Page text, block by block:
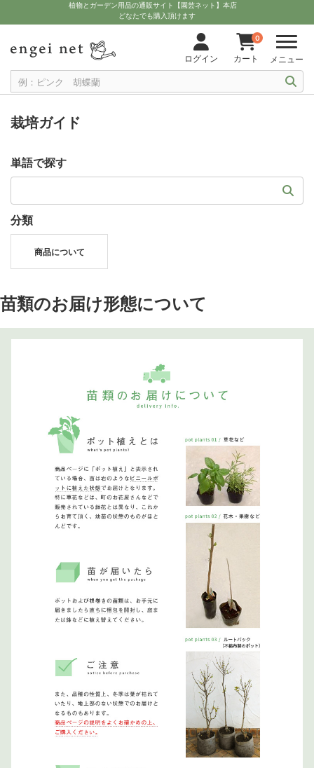
植物とガーデン用品の通販サイト【園芸ネット】本店
どなたでも購入頂けます
ログイン
0
カート メニュー
栽培ガイド
単語で探す
分類
商品について
苗類のお届け形態について